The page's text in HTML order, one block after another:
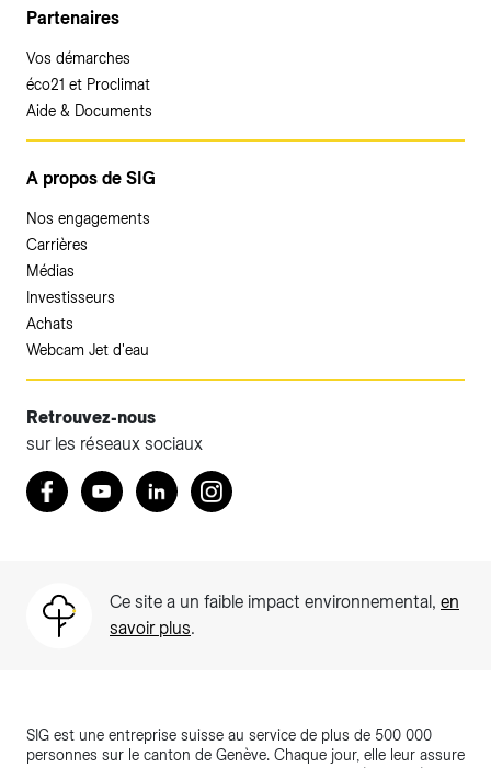
Partenaires
Vos démarches
éco21 et Proclimat
Aide & Documents
A propos de SIG
Nos engagements
Carrières
Médias
Investisseurs
Achats
Webcam Jet d'eau
Retrouvez-nous
sur les réseaux sociaux
Retrouvez nous sur Facebook
YoutubeLinkedInInstagram
Ce site a un faible impact environnemental, en
savoir plus.
SIG est une entreprise suisse au service de plus de 500 000
personnes sur le canton de Genève. Chaque jour, elle leur assure